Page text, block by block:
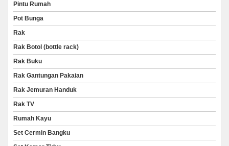
Pintu Rumah
Pot Bunga
Rak
Rak Botol (bottle rack)
Rak Buku
Rak Gantungan Pakaian
Rak Jemuran Handuk
Rak TV
Rumah Kayu
Set Cermin Bangku